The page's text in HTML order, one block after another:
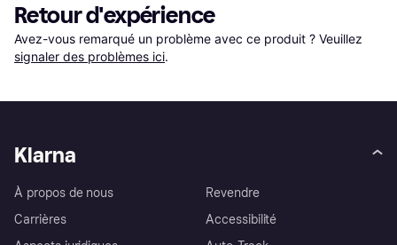
Retour d'expérience
Avez-vous remarqué un problème avec ce produit ? Veuillez
signaler des problèmes ici.
Klarna
À propos de nous
Carrières
Revendre
Accessibilité